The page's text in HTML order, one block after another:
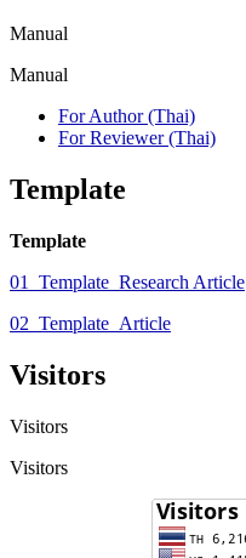
Manual
Manual
For Author (Thai)
For Reviewer (Thai)
Template
Template
01_Template_Research Article
02_Template_Article
Visitors
Visitors
Visitors